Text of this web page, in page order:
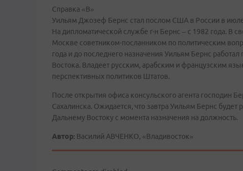
Справка «В»
Уильям Джозеф Бернс стал послом США в России в
На дипломатической службе г-н Бернс – с 1982 года. В
Москве советником-посланником по политическим
года и до последнего назначения Уильям Бернс
Востока. Владеет русским, арабским и французским
перспективных политиков Штатов.
После открытия офиса консульского агента господин
Сахалинска. Ожидается, что завтра Уильям Бернс будет
Дальнему Востоку с момента назначения на должность.
Автор: Василий АВЧЕНКО, «Владивосток»